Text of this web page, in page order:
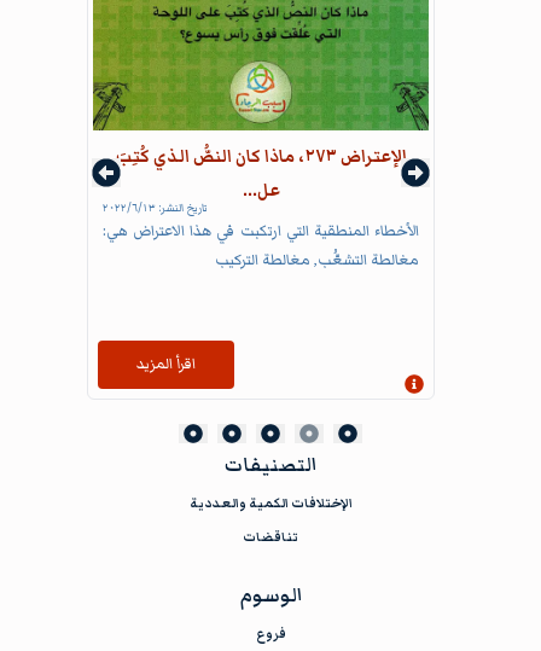
الإعتراض ٢٧٣، ماذا كان النصُّ الذي كُتِبَ
عل...
تاريخ النشر: ١٣‏/٦‏/٢٠٢٢
الأخطاء المنطقية التي ارتكبت في هذا الاعتراض هي:
مغالطة التشعُّب, مغالطة التركيب
إظهار المعلومات
اقرأ المزيد
التصنيفات
الإختلافات الكمية والعددية
تناقضات
الوسوم
فروع